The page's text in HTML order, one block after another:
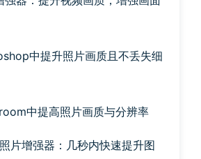
中提升照片画质且不丢失细
中提高照片画质与分辨率
片增强器：几秒内快速提升图